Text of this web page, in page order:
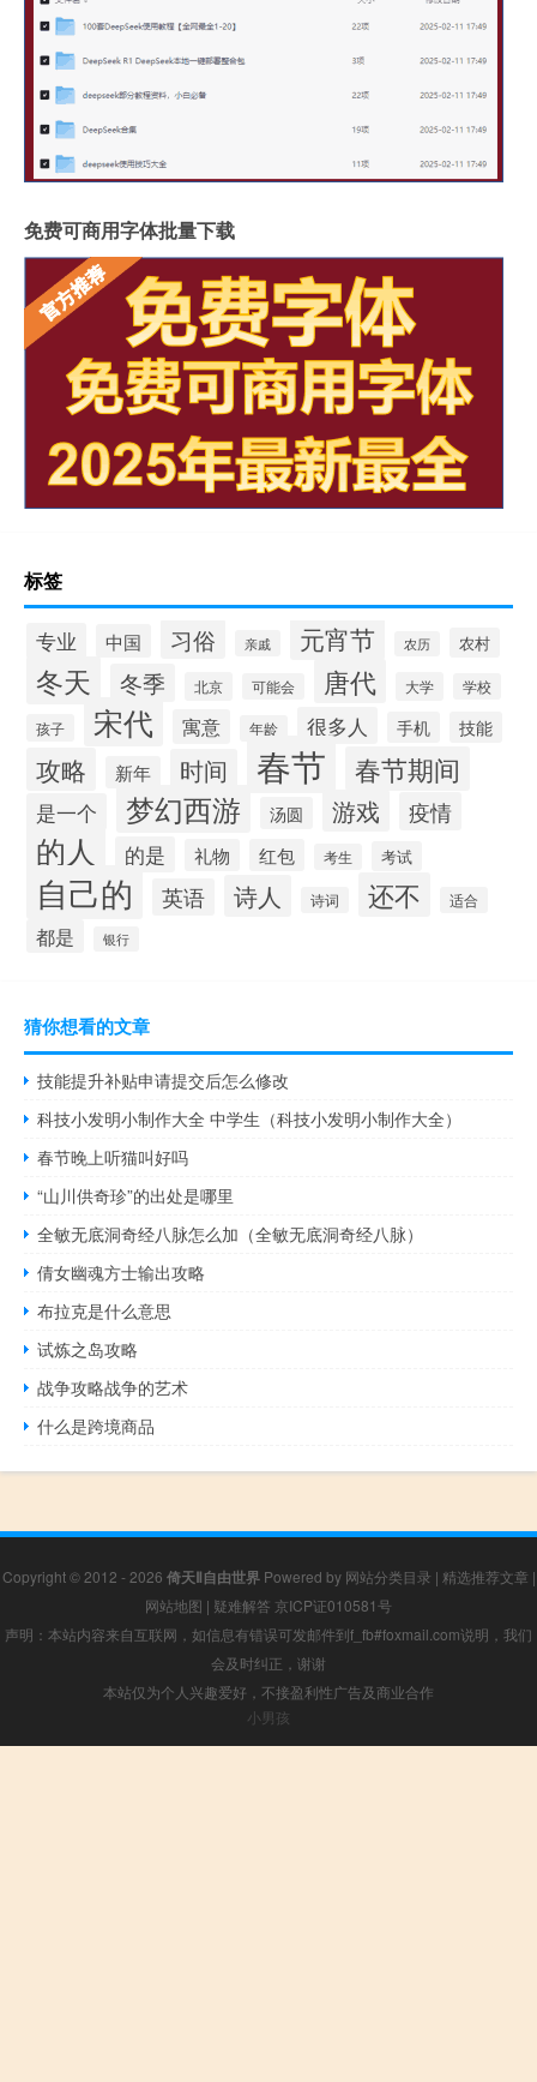
免费可商用字体批量下载
标签
专业 中国 习俗 亲戚 元宵节 农历 农村
冬天 冬季 北京 可能会 唐代 大学 学校
孩子 宋代 寓意 年龄 很多人 手机 技能
攻略 新年 时间 春节 春节期间
是一个 梦幻西游 汤圆 游戏 疫情
的人 的是 礼物 红包 考生 考试
自己的 英语 诗人 诗词 还不 适合
都是 银行
猜你想看的文章
技能提升补贴申请提交后怎么修改
科技小发明小制作大全 中学生（科技小发明小制作大全）
春节晚上听猫叫好吗
“山川供奇珍”的出处是哪里
全敏无底洞奇经八脉怎么加（全敏无底洞奇经八脉）
倩女幽魂方士输出攻略
布拉克是什么意思
试炼之岛攻略
战争攻略战争的艺术
什么是跨境商品
Copyright © 2012 - 2026 倚天Ⅱ自由世界Powered by 网站分类目录 | 精选推荐文章 |
网站地图 | 疑难解答 京ICP证010581号
声明：本站内容来自互联网，如信息有错误可发邮件到f_fb#foxmail.com说明，我们
会及时纠正，谢谢
本站仅为个人兴趣爱好，不接盈利性广告及商业合作
小男孩